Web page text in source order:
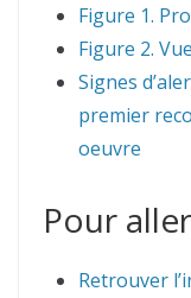
Figure 1.
Figure 2.
Signes
premier
oeuvre
Pour
Retrouver